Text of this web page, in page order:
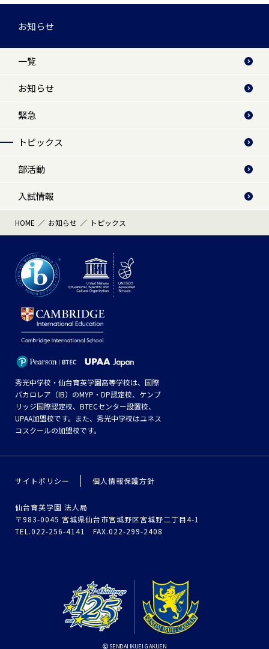
お知らせ
一覧
お知らせ
緊急
トピックス
部活動
入試情報
HOME お知らせ トピックス
秀光中学校・仙台育英学園高等学校は、国際
バカロレア（IB）のMYP・DP認定校、ケンブ
リッジ国際認定校、BTECセンター設置校、
UPAA加盟校です。また、秀光中学校はユネス
コスクールの加盟校です。
サイトポリシー 個人情報保護方針
仙台育英学園 法人局
〒983-0045 宮城県仙台市宮城野区宮城野二丁目4-1
TEL.022-256-4141 FAX.022-299-2408
SENDAI IKUEI GAKUEN